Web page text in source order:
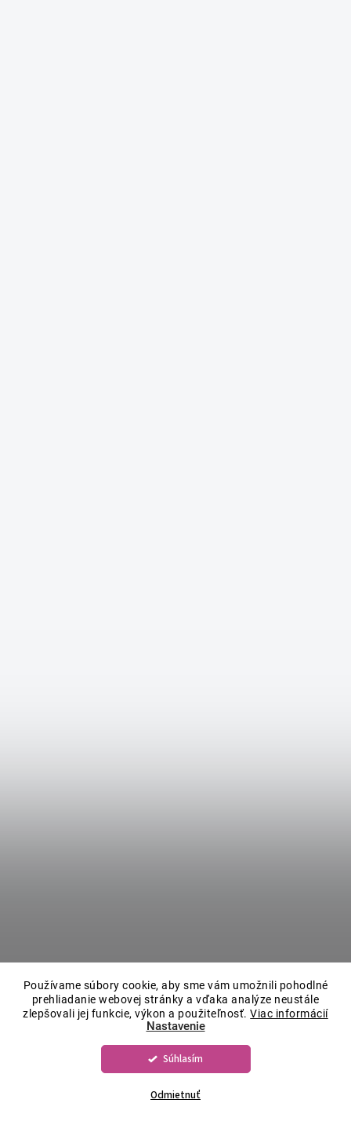
Používame súbory cookie, aby sme vám umožnili pohodlné
prehliadanie webovej stránky a vďaka analýze neustále
zlepšovali jej funkcie, výkon a použiteľnosť.Viac informácií
Nastavenie
Odmietnuť
Súhlasím